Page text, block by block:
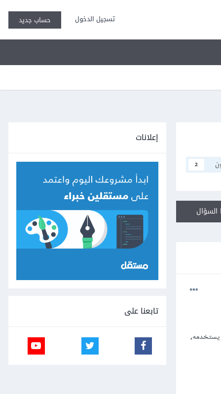
تسجيل الدخول حساب جديد
2
يستخدمه,
إعلانات
تابعنا على